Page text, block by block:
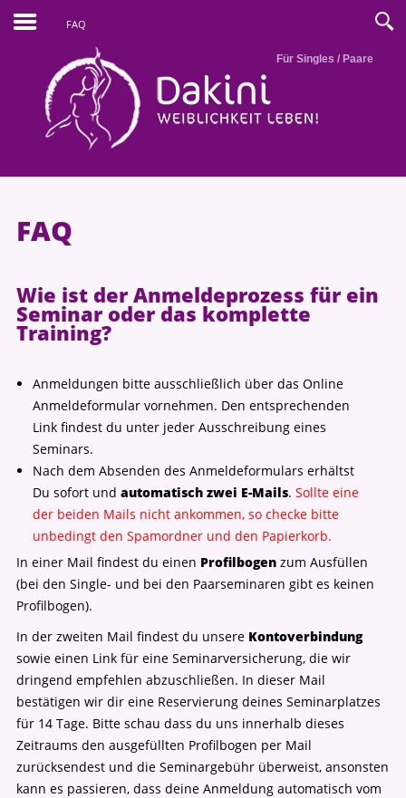
FAQ
Für Singles / Paare
FAQ
Wie ist der Anmeldeprozess für ein
Seminar oder das komplette
Training?
Anmeldungen bitte ausschließlich über das Online
Anmeldeformular vornehmen. Den entsprechenden
Link findest du unter jeder Ausschreibung eines
Seminars.
Nach dem Absenden des Anmeldeformulars erhältst
Du sofort und automatisch zwei E-Mails. Sollte eine
der beiden Mails nicht ankommen, so checke bitte
unbedingt den Spamordner und den Papierkorb.
In einer Mail findest du einen Profilbogen zum Ausfüllen
(bei den Single- und bei den Paarseminaren gibt es keinen
Profilbogen).
In der zweiten Mail findest du unsere Kontoverbindung
sowie einen Link für eine Seminarversicherung, die wir
dringend empfehlen abzuschließen. In dieser Mail
bestätigen wir dir eine Reservierung deines Seminarplatzes
für 14 Tage. Bitte schau dass du uns innerhalb dieses
Zeitraums den ausgefüllten Profilbogen per Mail
zurücksendest und die Seminargebühr überweist, ansonsten
kann es passieren, dass deine Anmeldung automatisch vom